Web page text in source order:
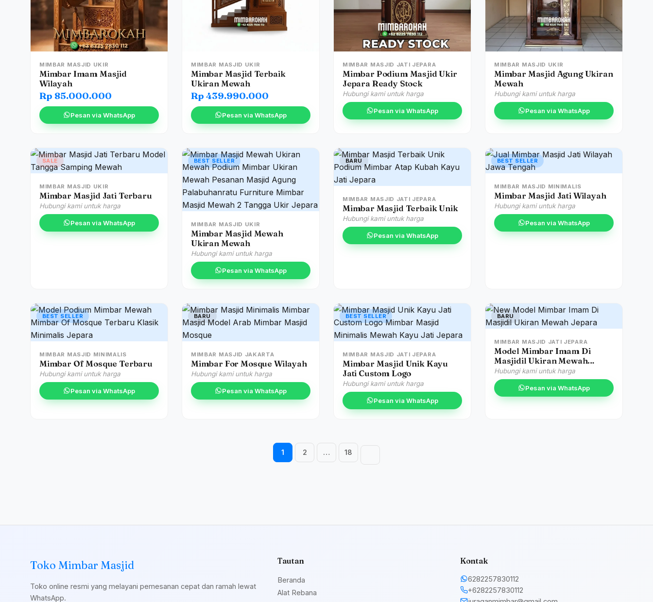
MIMBAR MASJID UKIR
Mimbar Imam Masjid
Wilayah
Rp 85.000.000
Pesan via WhatsApp
MIMBAR MASJID UKIR
Mimbar Masjid Terbaik
Ukiran Mewah
Rp 439.990.000
Pesan via WhatsApp
MIMBAR MASJID JATI JEPARA
Mimbar Podium Masjid Ukir
Jepara Ready Stock
Hubungi kami untuk harga
Pesan via WhatsApp
MIMBAR MASJID UKIR
Mimbar Masjid Agung Ukiran
Mewah
Hubungi kami untuk harga
Pesan via WhatsApp
SALE
MIMBAR MASJID UKIR
Mimbar Masjid Jati Terbaru
Hubungi kami untuk harga
Pesan via WhatsApp
BEST SELLER
MIMBAR MASJID UKIR
Mimbar Masjid Mewah
Ukiran Mewah
Hubungi kami untuk harga
Pesan via WhatsApp
BARU
MIMBAR MASJID JATI JEPARA
Mimbar Masjid Terbaik Unik
Hubungi kami untuk harga
Pesan via WhatsApp
BEST SELLER
MIMBAR MASJID MINIMALIS
Mimbar Masjid Jati Wilayah
Hubungi kami untuk harga
Pesan via WhatsApp
BEST SELLER
MIMBAR MASJID MINIMALIS
Mimbar Of Mosque Terbaru
Hubungi kami untuk harga
Pesan via WhatsApp
BARU
MIMBAR MASJID JAKARTA
Mimbar For Mosque Wilayah
Hubungi kami untuk harga
Pesan via WhatsApp
BEST SELLER
MIMBAR MASJID JATI JEPARA
Mimbar Masjid Unik Kayu
Jati Custom Logo
Hubungi kami untuk harga
Pesan via WhatsApp
BARU
MIMBAR MASJID JATI JEPARA
Model Mimbar Imam Di
Masjidil Ukiran Mewah
Jepara
Hubungi kami untuk harga
Pesan via WhatsApp
Navigasi halaman
1 2 … 18
Toko Mimbar Masjid
Toko online resmi yang melayani pemesanan cepat dan ramah lewat
WhatsApp.
Tautan
Beranda
Alat Rebana
Kontak
6282257830112
+6282257830112